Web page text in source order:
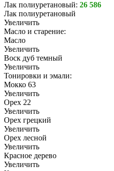
Лак полиуретановый: 26 586
Лак полиуретановый
Увеличить
Масло и старение:
Масло
Увеличить
Воск дуб темный
Увеличить
Тонировки и эмали:
Мокко 63
Увеличить
Орех 22
Увеличить
Орех грецкий
Увеличить
Орех лесной
Увеличить
Красное дерево
Увеличить